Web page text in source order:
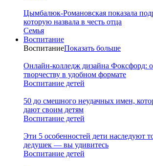
Цымбалюк-Романовская показала
которую назвала в честь отца
Семья
Воспитание
ВоспитаниеПоказать больше
Онлайн-колледж дизайна Фоксфорд:
творчеству в удобном формате
Воспитание детей
50 до смешного неудачных имен,
дают своим детям
Воспитание детей
Эти 5 особенностей дети наследуют
дедушек — вы удивитесь
Воспитание детей